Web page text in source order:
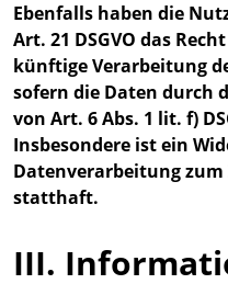
Ebenfalls haben die
Art. 21 DSGVO das
künftige Verarbeitung
sofern die Daten durch
von Art. 6 Abs. 1 lit. f)
Insbesondere ist ein
Datenverarbeitung
statthaft.
III.